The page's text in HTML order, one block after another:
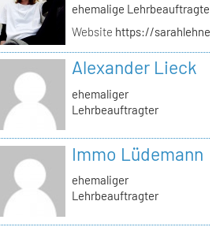
ehemalige Lehrbeauftragte
Website https://
Alexander Lieck
ehemaliger
Lehrbeauftragter
Immo Lüdemann
ehemaliger
Lehrbeauftragter